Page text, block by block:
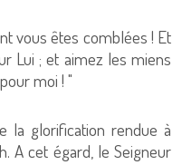
vous êtes comblées ! Et
Lui ; et aimez les miens
moi ! "
la glorification rendue à
A cet égard, le Seigneur